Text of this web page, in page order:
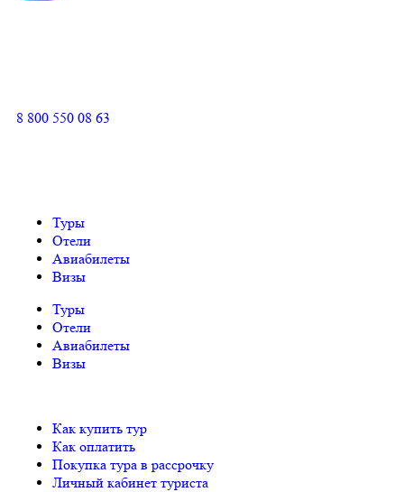
8 800 550 08 63
Туры
Отели
Авиабилеты
Визы
Туры
Отели
Авиабилеты
Визы
Как купить тур
Как оплатить
Покупка тура в рассрочку
Личный кабинет туриста